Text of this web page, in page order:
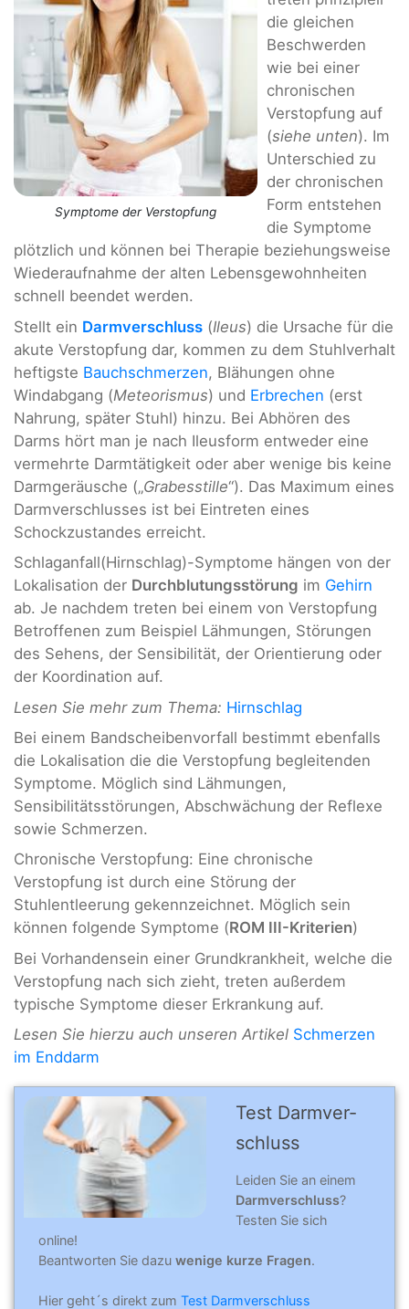
Symptome der Verstopfung
die gleichen
Beschwerden
wie bei einer
chronischen
Verstopfung auf
(siehe unten). Im
Unterschied zu
der chronischen
Form entstehen
die Symptome
plötzlich und können bei Therapie beziehungsweise
Wiederaufnahme der alten Lebensgewohnheiten
schnell beendet werden.
Stellt ein Darmverschluss (Ileus) die Ursache für die
akute Verstopfung dar, kommen zu dem Stuhlverhalt
heftigste Bauchschmerzen, Blähungen ohne
Windabgang (Meteorismus) und Erbrechen (erst
Nahrung, später Stuhl) hinzu. Bei Abhören des
Darms hört man je nach Ileusform entweder eine
vermehrte Darmtätigkeit oder aber wenige bis keine
Darmgeräusche („Grabesstille“). Das Maximum eines
Darmverschlusses ist bei Eintreten eines
Schockzustandes erreicht.
Schlaganfall(Hirnschlag)-Symptome hängen von der
Lokalisation der Durchblutungsstörung im Gehirn
ab. Je nachdem treten bei einem von Verstopfung
Betroffenen zum Beispiel Lähmungen, Störungen
des Sehens, der Sensibilität, der Orientierung oder
der Koordination auf.
Lesen Sie mehr zum Thema: Hirnschlag
Bei einem Bandscheibenvorfall bestimmt ebenfalls
die Lokalisation die die Verstopfung begleitenden
Symptome. Möglich sind Lähmungen,
Sensibilitätsstörungen, Abschwächung der Reflexe
sowie Schmerzen.
Chronische Verstopfung: Eine chronische
Verstopfung ist durch eine Störung der
Stuhlentleerung gekennzeichnet. Möglich sein
können folgende Symptome (ROM III-Kriterien)
Bei Vorhandensein einer Grundkrankheit, welche die
Verstopfung nach sich zieht, treten außerdem
typische Symptome dieser Erkrankung auf.
Lesen Sie hierzu auch unseren Artikel Schmerzen
im Enddarm
Test Darmver­
schluss
Leiden Sie an einem
Darmverschluss?
Testen Sie sich
online!
Beantworten Sie dazu wenige kurze Fragen.
Hier geht´s direkt zum Test Darmverschluss